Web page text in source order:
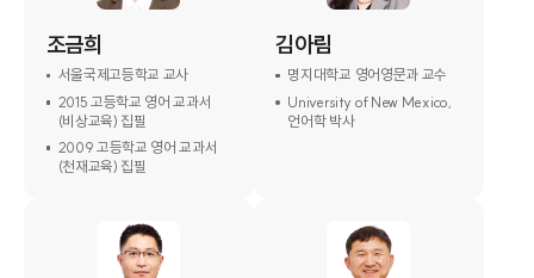
조금희
서울국제고등학교 교사
2015 고등학교 영어 교과서
(비상교육) 집필
2009 고등학교 영어 교과서
(천재교육) 집필
김아림
명지대학교 영어영문과 교수
University of New Mexico,
언어학 박사